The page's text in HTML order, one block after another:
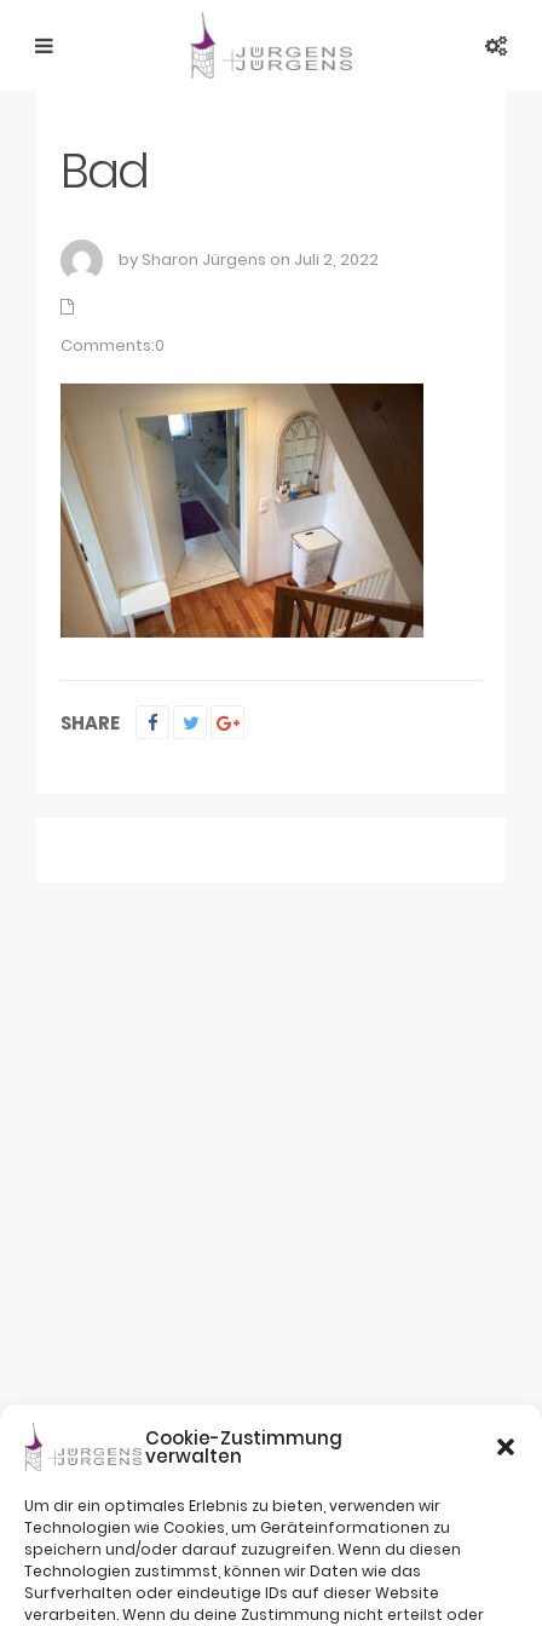
Cookie-Zustimmung
verwalten
Um dir ein optimales Erlebnis zu bieten, verwenden wir
Technologien wie Cookies, um Geräteinformationen zu
speichern und/oder darauf zuzugreifen. Wenn du diesen
Technologien zustimmst, können wir Daten wie das
Surfverhalten oder eindeutige IDs auf dieser Website
verarbeiten. Wenn du deine Zustimmung nicht erteilst oder
Bad
by Sharon Jürgens on Juli 2, 2022
Comments:0
SHARE